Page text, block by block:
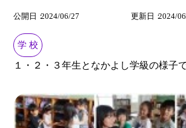
公開日 2024/06/27 更新日 2024/
学 校
１・２・３年生となかよし学級の様子で